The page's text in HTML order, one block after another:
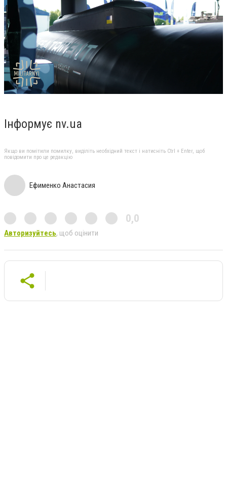
Інформує nv.ua
Якщо ви помітили помилку, виділіть необхідний текст і натисніть Ctrl + Enter, щоб
повідомити про це редакцію
Ефименко Анастасия
0,0
Авторизуйтесь, щоб оцінити